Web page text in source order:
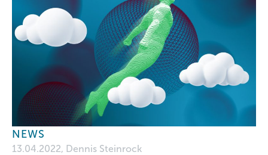
NEWS
13.04.2022, Dennis Steinrock